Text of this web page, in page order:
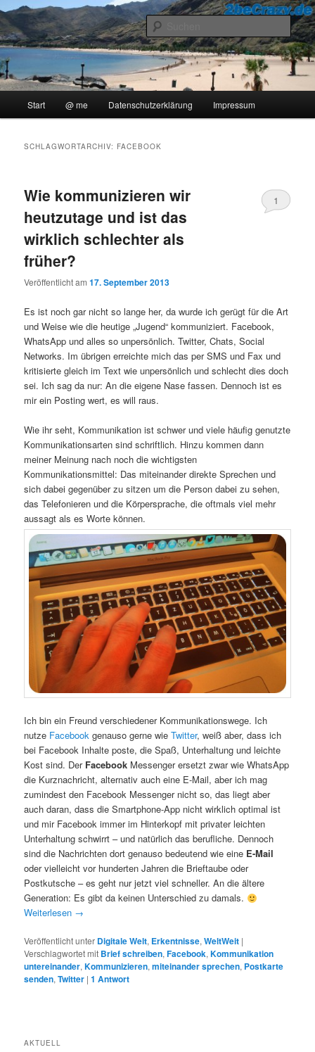
Zum
primären
Inhalt
springen
Zum
sekundären
Inhalt
springen2beCrazy
..::Ollis Blog::..
Start @ me Datenschutzerklärung Impressum
SCHLAGWORTARCHIV: FACEBOOK
Wie kommunizieren wir
heutzutage und ist das
wirklich schlechter als
früher?
Veröffentlicht am17. September 2013
1
Es ist noch gar nicht so lange her, da wurde ich gerügt für die Art
und Weise wie die heutige „Jugend“ kommuniziert. Facebook,
WhatsApp und alles so unpersönlich. Twitter, Chats, Social
Networks. Im übrigen erreichte mich das per SMS und Fax und
kritisierte gleich im Text wie unpersönlich und schlecht dies doch
sei. Ich sag da nur: An die eigene Nase fassen. Dennoch ist es
mir ein Posting wert, es will raus.
Wie ihr seht, Kommunikation ist schwer und viele häufig genutzte
Kommunikationsarten sind schriftlich. Hinzu kommen dann
meiner Meinung nach noch die wichtigsten
Kommunikationsmittel: Das miteinander direkte Sprechen und
sich dabei gegenüber zu sitzen um die Person dabei zu sehen,
das Telefonieren und die Körpersprache, die oftmals viel mehr
aussagt als es Worte können.
Ich bin ein Freund verschiedener Kommunikationswege. Ich
nutze Facebook genauso gerne wieTwitter, weiß aber, dass ich
bei Facebook Inhalte poste, die Spaß, Unterhaltung und leichte
Kost sind. Der Facebook Messenger ersetzt zwar wie WhatsApp
die Kurznachricht, alternativ auch eine E-Mail, aber ich mag
zumindest den Facebook Messenger nicht so, das liegt aber
auch daran, dass die Smartphone-App nicht wirklich optimal ist
und mir Facebook immer im Hinterkopf mit privater leichten
Unterhaltung schwirrt – und natürlich das berufliche. Dennoch
sind die Nachrichten dort genauso bedeutend wie eine E-Mail
oder vielleicht vor hunderten Jahren die Brieftaube oder
Postkutsche – es geht nur jetzt viel schneller. An die ältere
Generation: Es gibt da keinen Unterschied zu damals.
Weiterlesen →
Veröffentlicht unter Digitale Welt, Erkentnisse,WeltWeit |
Verschlagwortet mit Brief schreiben,Facebook,Kommunikation
untereinander,Kommunizieren,miteinander sprechen, Postkarte
senden,Twitter |1 Antwort
AKTUELL